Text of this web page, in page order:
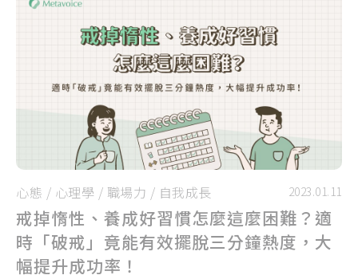
心態 / 心理學 / 職場力 / 自我成長 2023.01.11
戒掉惰性、養成好習慣怎麼這麼困難？適
時「破戒」竟能有效擺脫三分鐘熱度，大
幅提升成功率！